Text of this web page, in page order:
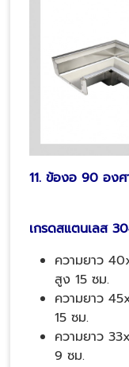
11. ข้องอ 90 องศ
เกรดสแตนเลส
ความยาว
สูง 15 ซม.
ความยาว
15 ซม.
ความยาว
9 ซม.